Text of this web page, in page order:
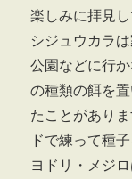
楽しみに拝見
シジュウカラ
公園などに行
の種類の餌を
たことがあり
ドで練って種
ヨドリ・メジ